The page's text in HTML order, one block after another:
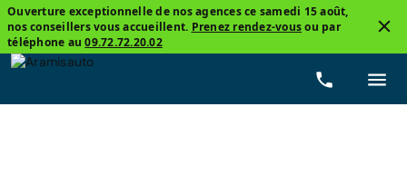
Ouverture exceptionnelle de nos agences ce samedi 15 août,
nos conseillers vous accueillent. Prenez rendez-vousou par
téléphone au09.72.72.20.02
Carburants